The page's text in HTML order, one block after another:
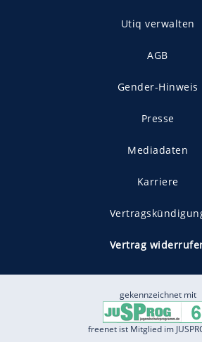
Utiq verwalten
AGB
Gender-Hinweis
Presse
Mediadaten
Karriere
Vertrag
gekennzeichnet mit
freenet ist Mitglied im